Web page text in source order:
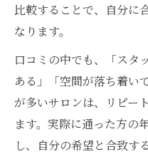
比較することで、自分に
なります。
口コミの中でも、「スタ
ある」「空間が落ち着い
が多いサロンは、リピー
ます。実際に通った方の
し、自分の希望と合致す